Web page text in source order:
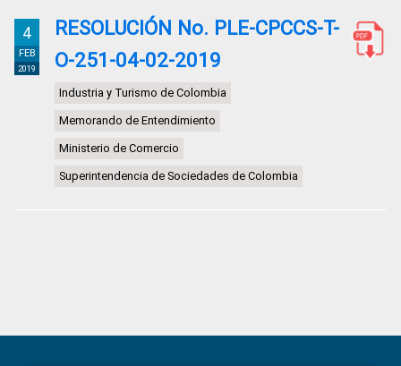
4
FEB
2019
RESOLUCIÓN No. PLE-CPCCS-T-
O-251-04-02-2019
Industria y Turismo de Colombia
Memorando de Entendimiento
Ministerio de Comercio
Superintendencia de Sociedades de Colombia